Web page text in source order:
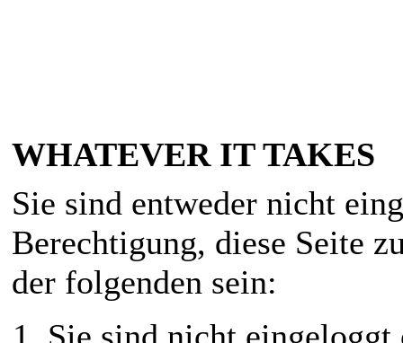
WHATEVER IT TAKES
Sie sind entweder nicht
Berechtigung, diese Seite
der folgenden sein: